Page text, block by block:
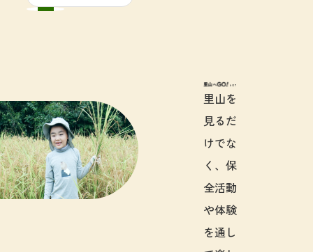
里山へGO!と
里山を
見るだ
けでな
く、保
全活動
や体験
を通し